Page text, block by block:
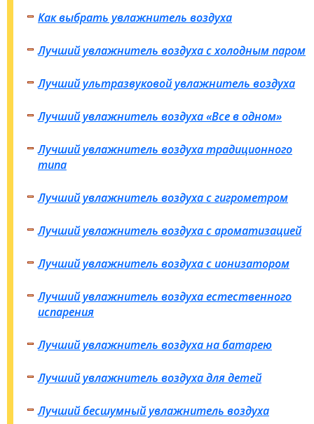
Как выбрать увлажнитель воздуха
Лучший увлажнитель воздуха с холодным паром
Лучший ультразвуковой увлажнитель воздуха
Лучший увлажнитель воздуха «Все в одном»
Лучший увлажнитель воздуха традиционного
типа
Лучший увлажнитель воздуха с гигрометром
Лучший увлажнитель воздуха с ароматизацией
Лучший увлажнитель воздуха с ионизатором
Лучший увлажнитель воздуха естественного
испарения
Лучший увлажнитель воздуха на батарею
Лучший увлажнитель воздуха для детей
Лучший бесшумный увлажнитель воздуха